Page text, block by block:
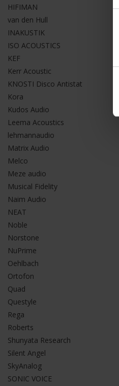
HIFIMAN
van den Hull
INAKUSTIK
ISO ACOUSTICS
KEF
Kerr Acoustic
KNOSTI Disco Antistat
Kora
Kudos Audio
Leema Acoustics
lehmannaudio
Matrix Audio
Melco
Meze audio
Musical Fidelity
Naim Audio
NEAT
Noble
Norstone
NuPrime
Oehlbach
Ortofon
Quad
Questyle
Rega
Roberts
Shunyata Research
Silent Angel
SkyAnalog
SONIC VOICE